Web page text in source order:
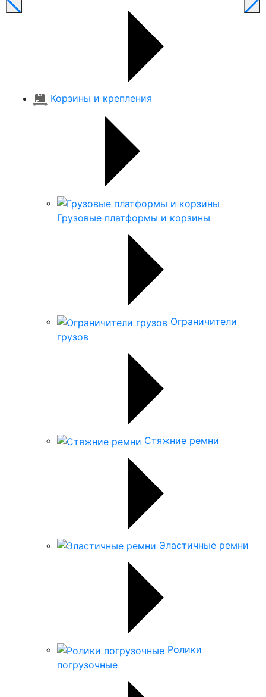
Корзины и крепления
Грузовые платформы и корзины
Ограничители
грузов
Стяжние ремни
Эластичные ремни
Ролики
погрузочные